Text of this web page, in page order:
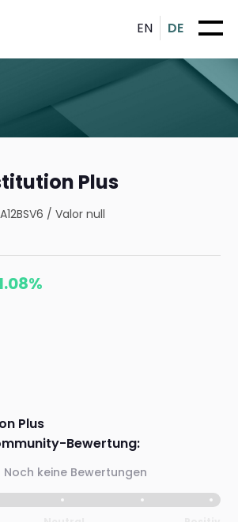
EN DE
Plus
/Valor null
Plus
Bewertung:
Noch keine Bewertungen